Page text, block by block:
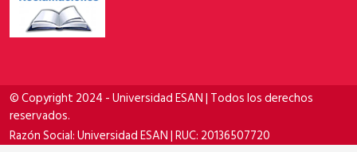
© Copyright 2024 - Universidad ESAN | Todos los derechos
reservados.
Razón Social: Universidad ESAN | RUC: 20136507720